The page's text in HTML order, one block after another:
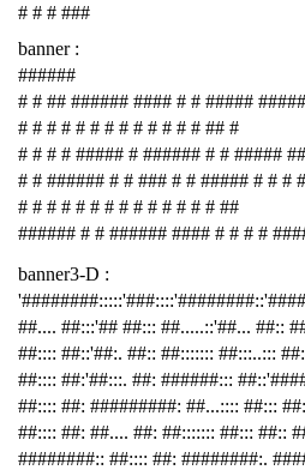
# # # ###
banner :
######
# # ## ###### #### # # #####
# # # # # # # # # # # # # ## #
# # # # ##### # ###### # # #####
# # ###### # # ### # # ##### # # #
# # # # # # # # # # # # # # ##
###### # # ###### #### # # # #
banner3-D :
##.... ##:::'## ##::: ##.....::'##... ##::
##:::: ##::'##:. ##:: ##::::::: ##:::..:::
##:::: ##:'##:::. ##: ######:::
##:::: ##: #########: ##...:::: ##:::
##:::: ##: ##.... ##: ##::::::: ##::: ##::
########:: ##:::: ##: ########:.